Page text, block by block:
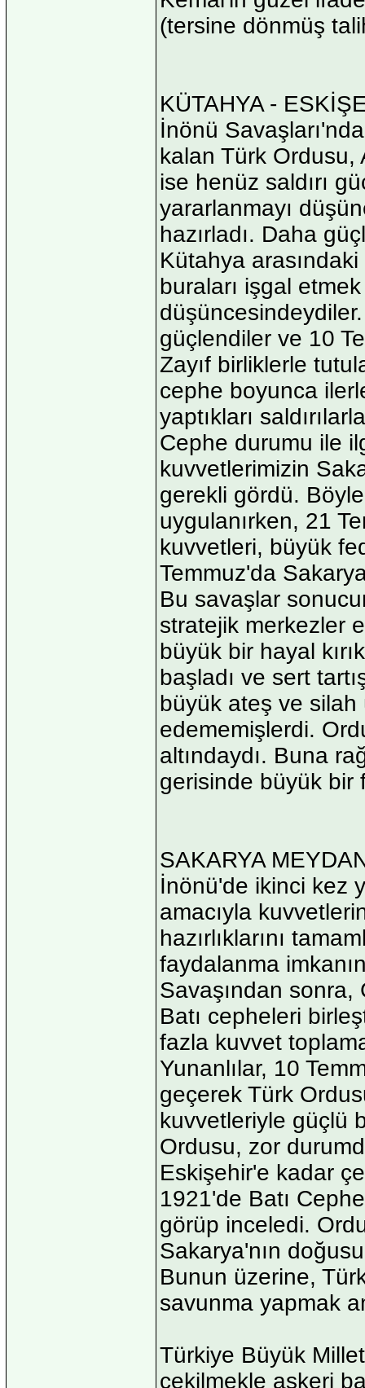
(tersine dönmüş
KÜTAHYA -
İnönü
kalan Türk Ordusu,
ise henüz saldırı
yararlanmayı
hazırladı. Daha
Kütahya
buraları işgal
güçlendiler ve 10
Zayıf birliklerle
cephe boyunca
yaptıkları
Cephe durumu ile
kuvvetlerimizin
gerekli gördü.
uygulanırken, 21
kuvvetleri, büyük
Temmuz'da
Bu savaşlar
stratejik merkezler
büyük bir hayal
başladı ve sert
büyük ateş ve
edememişlerdi.
altındaydı. Buna
gerisinde büyük bir
SAKARYA
İnönü'de ikinci kez
amacıyla
hazırlıklarını
faydalanma
Savaşından sonra,
Batı cepheleri
fazla kuvvet
Yunanlılar, 10
geçerek Türk
kuvvetleriyle güçlü
Ordusu, zor
Eskişehir'e kadar
1921'de Batı
görüp inceledi.
Sakarya'nın
Bunun üzerine,
savunma yapmak
Türkiye Büyük
çekilmekle askeri